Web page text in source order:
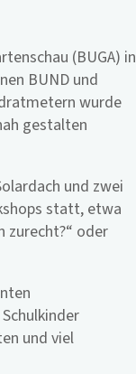
(BUGA) in
BUND und
wurde
gestalten
und zwei
statt, etwa
zurecht?“ oder
und viel